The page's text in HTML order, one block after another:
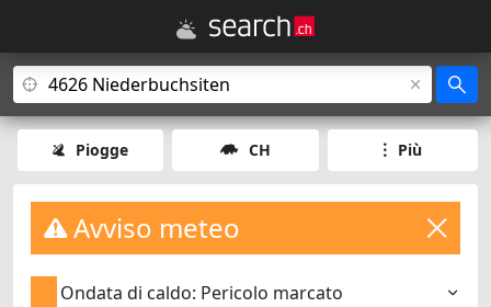
Piogge CH Più
Avviso meteo
Ondata di caldo: Pericolo marcato